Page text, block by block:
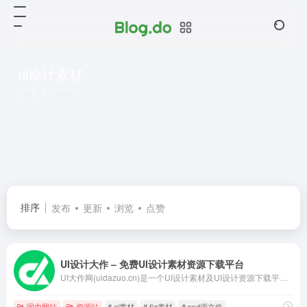
排序 发布 更新 浏览 点赞
UI设计大作 – 免费UI设计素材资源下载平台